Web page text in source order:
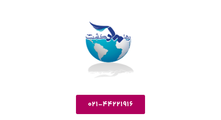
021-44221916